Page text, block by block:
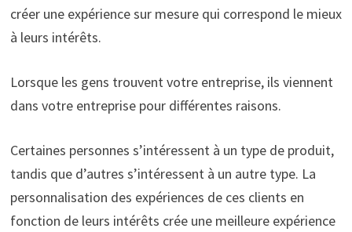
créer une expérience sur mesure qui correspond le mieux
à leurs intérêts.
Lorsque les gens trouvent votre entreprise, ils viennent
dans votre entreprise pour différentes raisons.
Certaines personnes s’intéressent à un type de produit,
tandis que d’autres s’intéressent à un autre type. La
personnalisation des expériences de ces clients en
fonction de leurs intérêts crée une meilleure expérience